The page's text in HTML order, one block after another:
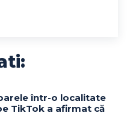
într-o localitate
TikTok a afirmat că